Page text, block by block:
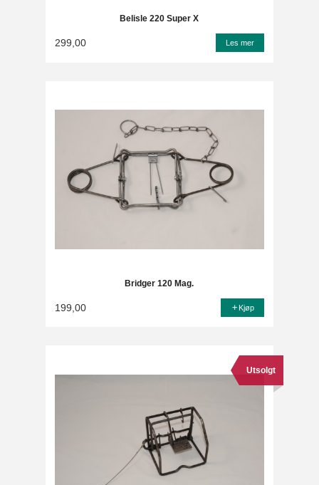
Belisle 220 Super X
299,00 Les mer
Bridger 120 Mag.
199,00 Kjøp
Utsolgt